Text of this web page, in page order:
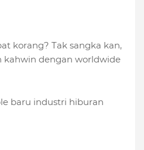
korang? Tak sangka kan,
kahwin dengan worldwide
baru industri hiburan